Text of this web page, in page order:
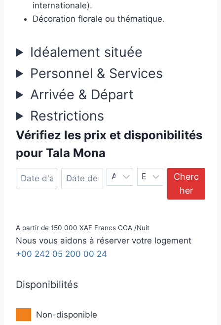
internationale).
Décoration florale ou thématique.
Idéalement située
Personnel & Services
Arrivée & Départ
Restrictions
Vérifiez les prix et disponibilités
pour Tala Mona
A partir de 150 000 XAF Francs CGA /Nuit
Nous vous aidons à réserver votre logement
+00 242 05 200 00 24
Disponibilités
Non-disponible